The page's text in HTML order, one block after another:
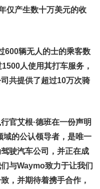
产生数十万美元的收
600辆无人的士的乘客数
人使用其打车服务，
共提供了超过10万次骑
官艾根·德班在一份声明
域的公认领导者，是唯一
驶汽车公司，并正在成
与Waymo致力于让我们
，并期待着携手合作，